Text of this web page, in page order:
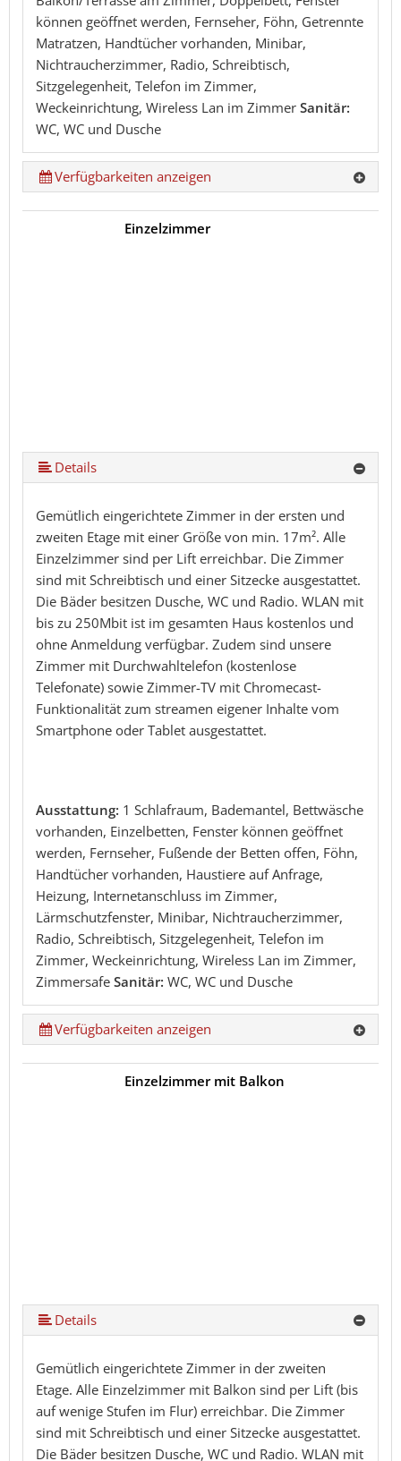
können geöffnet werden, Fernseher, Föhn, Getrennte
Matratzen, Handtücher vorhanden, Minibar,
Nichtraucherzimmer, Radio, Schreibtisch,
Sitzgelegenheit, Telefon im Zimmer,
Weckeinrichtung, Wireless Lan im Zimmer Sanitär:
WC, WC und Dusche
Verfügbarkeiten anzeigen
Einzelzimmer
Details
Gemütlich eingerichtete Zimmer in der ersten und
zweiten Etage mit einer Größe von min. 17m². Alle
Einzelzimmer sind per Lift erreichbar. Die Zimmer
sind mit Schreibtisch und einer Sitzecke ausgestattet.
Die Bäder besitzen Dusche, WC und Radio. WLAN mit
bis zu 250Mbit ist im gesamten Haus kostenlos und
ohne Anmeldung verfügbar. Zudem sind unsere
Zimmer mit Durchwahltelefon (kostenlose
Telefonate) sowie Zimmer-TV mit Chromecast-
Funktionalität zum streamen eigener Inhalte vom
Smartphone oder Tablet ausgestattet.
Ausstattung: 1 Schlafraum, Bademantel, Bettwäsche
vorhanden, Einzelbetten, Fenster können geöffnet
werden, Fernseher, Fußende der Betten offen, Föhn,
Handtücher vorhanden, Haustiere auf Anfrage,
Heizung, Internetanschluss im Zimmer,
Lärmschutzfenster, Minibar, Nichtraucherzimmer,
Radio, Schreibtisch, Sitzgelegenheit, Telefon im
Zimmer, Weckeinrichtung, Wireless Lan im Zimmer,
Zimmersafe Sanitär: WC, WC und Dusche
Verfügbarkeiten anzeigen
Einzelzimmer mit Balkon
Details
Gemütlich eingerichtete Zimmer in der zweiten
Etage. Alle Einzelzimmer mit Balkon sind per Lift (bis
auf wenige Stufen im Flur) erreichbar. Die Zimmer
sind mit Schreibtisch und einer Sitzecke ausgestattet.
Die Bäder besitzen Dusche, WC und Radio. WLAN mit